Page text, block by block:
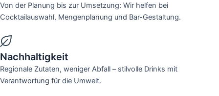
Von der Planung bis zur Umsetzung: Wir helfen bei
Cocktailauswahl, Mengenplanung und Bar-Gestaltung.
Nachhaltigkeit
Regionale Zutaten, weniger Abfall – stilvolle Drinks mit
Verantwortung für die Umwelt.